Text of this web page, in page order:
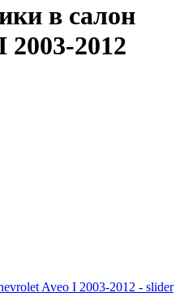
в салон
2003-2012